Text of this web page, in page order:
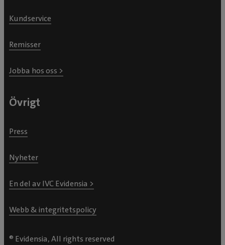
Kundservice
Remisser
Jobba hos oss >
Övrigt
Press
Nyheter
En del av IVC Evidensia >
Webb & integritetspolicy
® Evidensia, All rights reserved